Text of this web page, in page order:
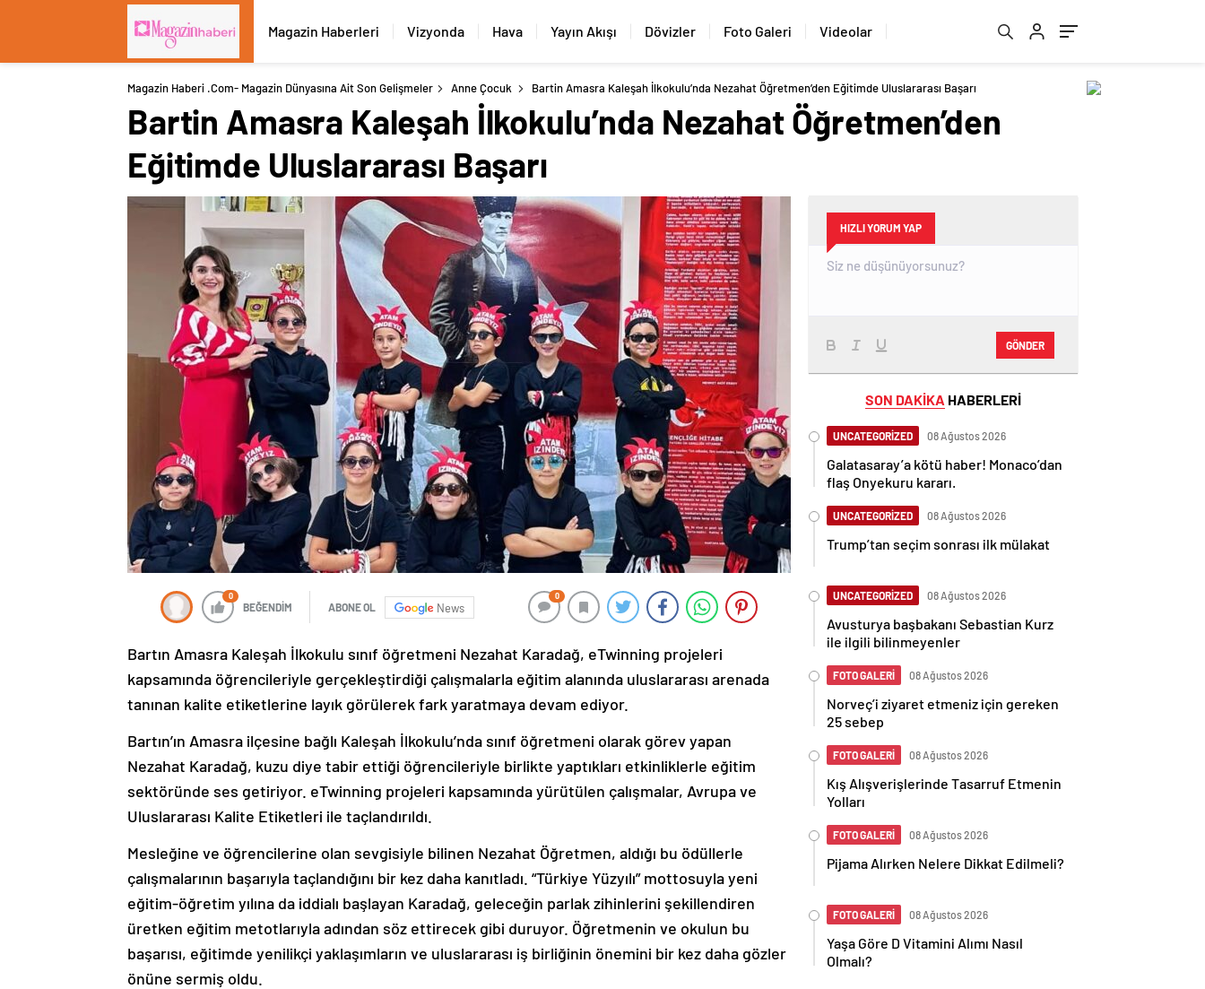
Magazin Haberleri Vizyonda Hava Yayın Akışı Dövizler Foto Galeri Videolar
Magazin Haberi .com- Magazin Dünyasına Ait Son Gelişmeler Anne Çocuk Bartin Amasra Kaleşah İlkokulu’nda Nezahat Öğretmen’den Eğitimde Uluslararası Başarı
Bartin Amasra Kaleşah İlkokulu’nda Nezahat Öğretmen’den
Eğitimde Uluslararası Başarı
0
BEĞENDİM ABONE OL News
0
Bartın Amasra Kaleşah İlkokulu sınıf öğretmeni Nezahat Karadağ, eTwinning projeleri
kapsamında öğrencileriyle gerçekleştirdiği çalışmalarla eğitim alanında uluslararası arenada
tanınan kalite etiketlerine layık görülerek fark yaratmaya devam ediyor.
Bartın’ın Amasra ilçesine bağlı Kaleşah İlkokulu’nda sınıf öğretmeni olarak görev yapan
Nezahat Karadağ, kuzu diye tabir ettiği öğrencileriyle birlikte yaptıkları etkinliklerle eğitim
sektöründe ses getiriyor. eTwinning projeleri kapsamında yürütülen çalışmalar, Avrupa ve
Uluslararası Kalite Etiketleri ile taçlandırıldı.
Mesleğine ve öğrencilerine olan sevgisiyle bilinen Nezahat Öğretmen, aldığı bu ödüllerle
çalışmalarının başarıyla taçlandığını bir kez daha kanıtladı. “Türkiye Yüzyılı” mottosuyla yeni
eğitim-öğretim yılına da iddialı başlayan Karadağ, geleceğin parlak zihinlerini şekillendiren
üretken eğitim metotlarıyla adından söz ettirecek gibi duruyor. Öğretmenin ve okulun bu
başarısı, eğitimde yenilikçi yaklaşımların ve uluslararası iş birliğinin önemini bir kez daha gözler
önüne sermiş oldu.
HIZLI YORUM YAP
GÖNDER
SON DAKİKA HABERLERİ
UNCATEGORİZED 08 Ağustos 2026
Galatasaray’a kötü haber! Monaco’dan
flaş Onyekuru kararı.
UNCATEGORİZED 08 Ağustos 2026
Trump’tan seçim sonrası ilk mülakat
UNCATEGORİZED 08 Ağustos 2026
Avusturya başbakanı Sebastian Kurz
ile ilgili bilinmeyenler
FOTO GALERİ 08 Ağustos 2026
Norveç’i ziyaret etmeniz için gereken
25 sebep
FOTO GALERİ 08 Ağustos 2026
Kış Alışverişlerinde Tasarruf Etmenin
Yolları
FOTO GALERİ 08 Ağustos 2026
Pijama Alırken Nelere Dikkat Edilmeli?
FOTO GALERİ 08 Ağustos 2026
Yaşa Göre D Vitamini Alımı Nasıl
Olmalı?